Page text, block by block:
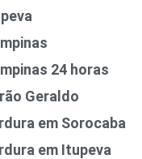
24 horas
Geraldo
em Sorocaba
em Itupeva